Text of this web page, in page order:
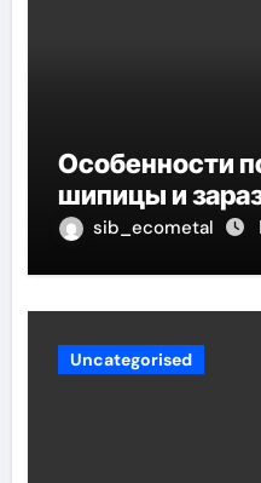
Особенности
шипицы и
sib_ecometal
Uncategorised